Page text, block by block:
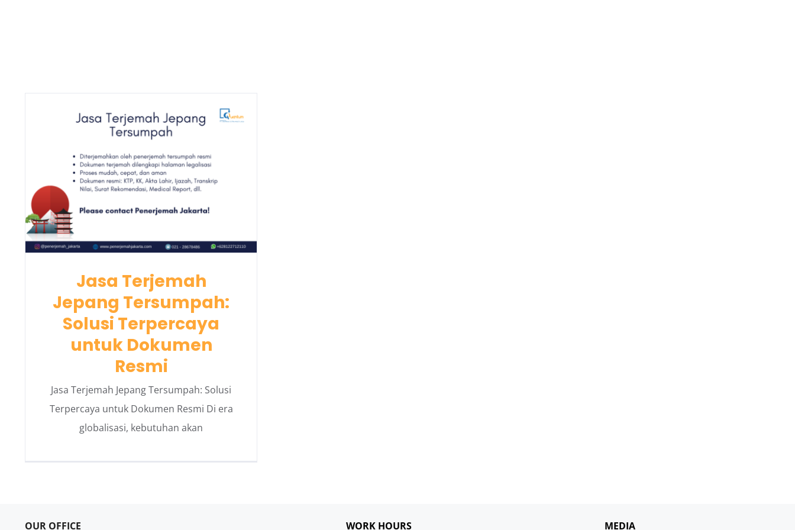
Jasa Terjemah
Jepang Tersumpah:
Solusi Terpercaya
untuk Dokumen
Resmi
Jasa Terjemah Jepang Tersumpah: Solusi
Terpercaya untuk Dokumen Resmi Di era
globalisasi, kebutuhan akan
OUR OFFICE WORK HOURS MEDIA